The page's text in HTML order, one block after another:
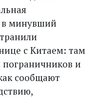
минувший
с Китаем: там
и
сообщают